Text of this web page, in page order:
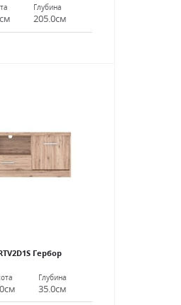
Глубина
205.0см
Гербор
Глубина
35.0см